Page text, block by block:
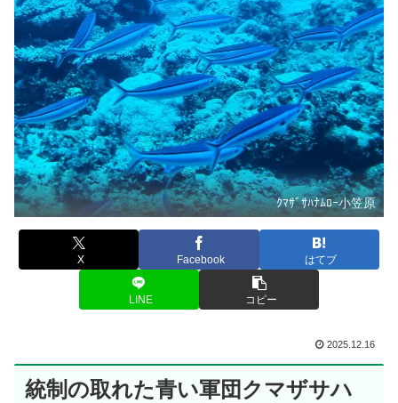
ｸﾏｻﾞｻﾊﾅﾑﾛｰ小笠原
X Facebook はてブ
LINE コピー
2025.12.16
統制の取れた青い軍団クマザサハ